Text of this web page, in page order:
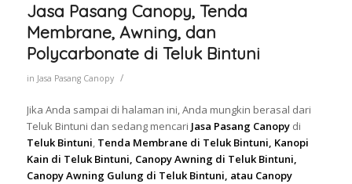
Jasa Pasang Canopy, Tenda
Membrane, Awning, dan
Polycarbonate di Teluk Bintuni
in Jasa Pasang Canopy /
Jika Anda sampai di halaman ini, Anda mungkin berasal dari
Teluk Bintuni dan sedang mencari Jasa Pasang Canopy di
Teluk Bintuni, Tenda Membrane di Teluk Bintuni, Kanopi
Kain di Teluk Bintuni, Canopy Awning di Teluk Bintuni,
Canopy Awning Gulung di Teluk Bintuni, atau Canopy